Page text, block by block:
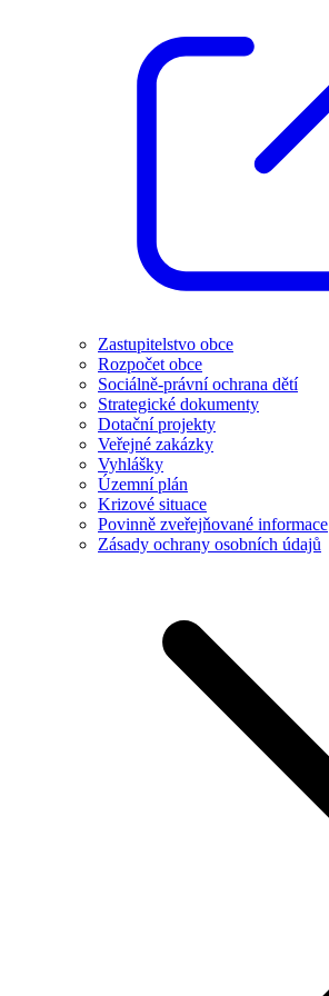
Zastupitelstvo obce
Rozpočet obce
Sociálně-právní ochrana dětí
Strategické dokumenty
Dotační projekty
Veřejné zakázky
Vyhlášky
Územní plán
Krizové situace
Povinně zveřejňované informace
Zásady ochrany osobních údajů